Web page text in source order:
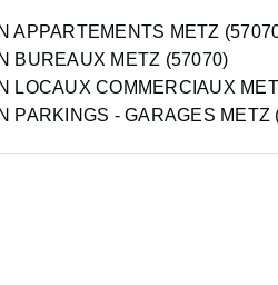
APPARTEMENTS METZ
BUREAUX METZ (57070)
LOCAUX COMMERCIAUX
PARKINGS - GARAGES METZ